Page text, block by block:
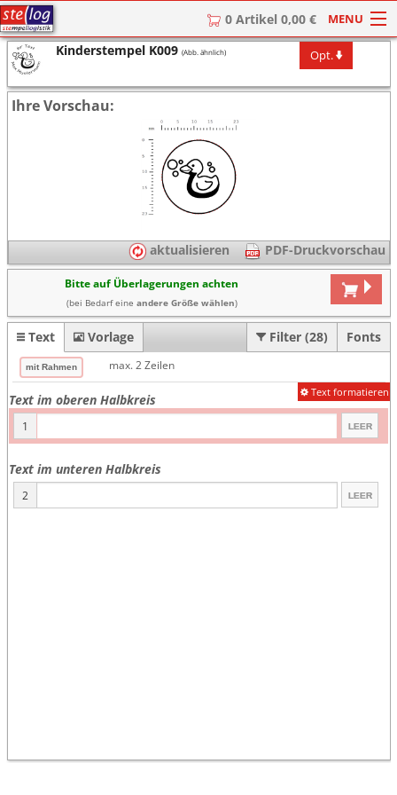
0 Artikel 0,00 € MENU
HOME
Stempel
Stempel-Textplatten
Kinderstempel K009 (Abb. ähnlich) Opt.
Ihre Vorschau:
aktualisieren PDF-Druckvorschau
Bitte auf Überlagerungen achten
(bei Bedarf eine andere Größe wählen)
Text Vorlage Fonts
Filter (28)
max. 2 Zeilen
Text im oberen Halbkreis
1
Text im unteren Halbkreis
2
Text formatieren